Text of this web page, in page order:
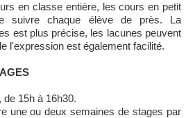
en classe entière, les cours en petit
suivre chaque élève de près. La
est plus précise, les lacunes peuvent
l'expression est également facilité.
15h à 16h30.
une ou deux semaines de stages par